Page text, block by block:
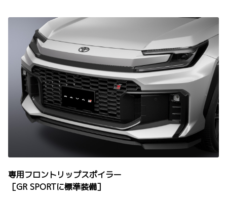
専用フロントリップスポイラー
［GR SPORTに標準装備］